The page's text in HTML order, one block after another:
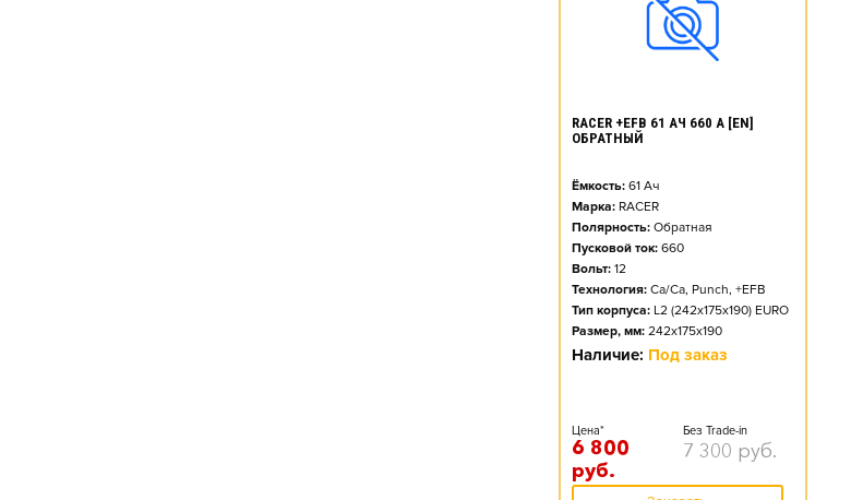
RACER +EFB 61 АЧ 660 А [EN]
ОБРАТНЫЙ
Ёмкость: 61Ач
Марка: RACER
Полярность: Обратная
Пусковой ток: 660
Вольт: 12
Технология: Ca/Ca, Punch, +EFB
Тип корпуса: L2 (242x175x190) EURO
Размер, мм: 242x175x190
Наличие: Под заказ
Цена*
6 800
руб.
Без Trade-in
7 300 руб.